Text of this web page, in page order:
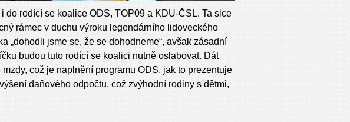
do rodící se koalice ODS, TOP09 a KDU-ČSL. Ta sice
rámec v duchu výroku legendárního lidoveckého
„dohodli jsme se, že se dohodneme“, avšak zásadní
budou tuto rodící se koalici nutně oslabovat. Dát
což je naplnění programu ODS, jak to prezentuje
daňového odpočtu, což zvýhodní rodiny s dětmi,